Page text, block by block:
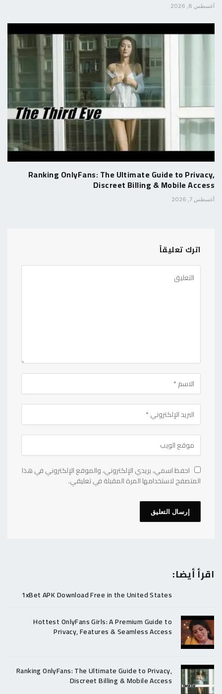
أغسطس 8, 2026
Ranking OnlyFans: The Ultimate Guide to Privacy,
Discreet Billing & Mobile Access
أغسطس 7, 2026
اترك تعليقاً
احفظ اسمي، بريدي الإلكتروني، والموقع الإلكتروني في هذا
المتصفح لاستخدامها المرة المقبلة في تعليقي.
اقرأ أيضا:
1xBet APK Download Free in the United States
Hottest OnlyFans Girls: A Premium Guide to
Privacy, Features & Seamless Access
Ranking OnlyFans: The Ultimate Guide to Privacy,
Discreet Billing & Mobile Access